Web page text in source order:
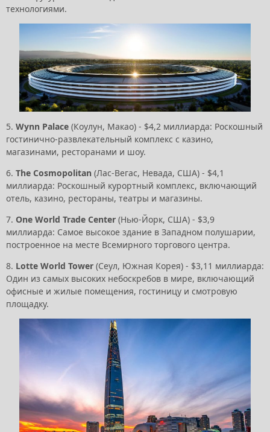
технологиями.
5. Wynn Palace (Коулун, Макао) - $4,2 миллиарда: Роскошный
гостинично-развлекательный комплекс с казино,
магазинами, ресторанами и шоу.
6. The Cosmopolitan (Лас-Вегас, Невада, США) - $4,1
миллиарда: Роскошный курортный комплекс, включающий
отель, казино, рестораны, театры и магазины.
7. One World Trade Center (Нью-Йорк, США) - $3,9
миллиарда: Самое высокое здание в Западном полушарии,
построенное на месте Всемирного торгового центра.
8. Lotte World Tower (Сеул, Южная Корея) - $3,11 миллиарда:
Один из самых высоких небоскребов в мире, включающий
офисные и жилые помещения, гостиницу и смотровую
площадку.